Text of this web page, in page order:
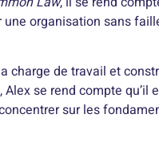
organisation sans
charge de travail et
se rend compte qu’il
sur les